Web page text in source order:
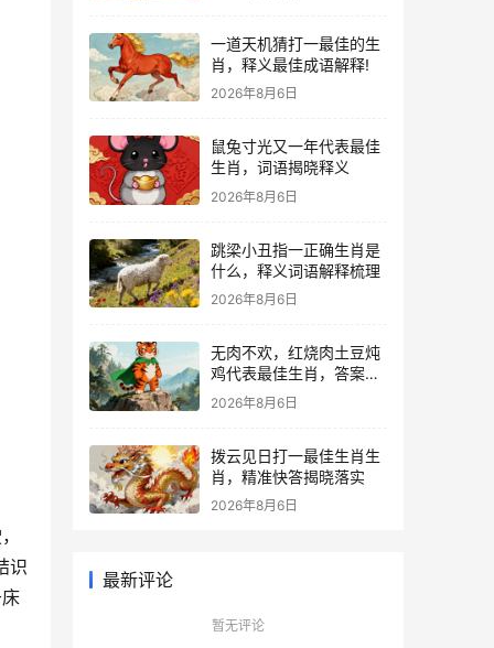
识
一道天机猜打一最佳的生
肖，释义最佳成语解释!
2026年8月6日
鼠兔寸光又一年代表最佳
生肖，词语揭晓释义
2026年8月6日
跳梁小丑指一正确生肖是
什么，释义词语解释梳理
2026年8月6日
无肉不欢，红烧肉土豆炖
鸡代表最佳生肖，答案解
析解释落实
2026年8月6日
拨云见日打一最佳生肖生
肖，精准快答揭晓落实
2026年8月6日
最新评论
暂无评论